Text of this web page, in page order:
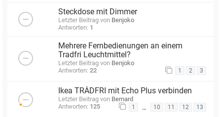
Steckdose mit Dimmer
Letzter Beitrag von Benjoko
Antworten: 1
Mehrere Fernbedienungen an einem
Tradfri Leuchtmittel?
Letzter Beitrag von Benjoko
Antworten: 22 1 2 3
Ikea TRÅDFRI mit Echo Plus verbinden
Letzter Beitrag von Bernard
Antworten: 125 1 … 10 11 12 13